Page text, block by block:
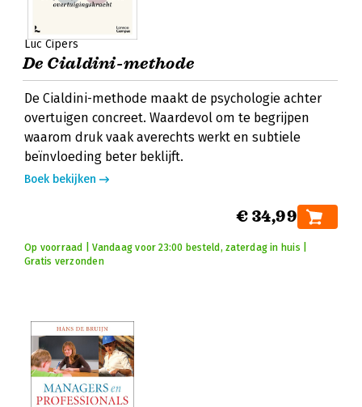
Luc Cipers
De Cialdini-methode
De Cialdini-methode maakt de psychologie achter
overtuigen concreet. Waardevol om te begrijpen
waarom druk vaak averechts werkt en subtiele
beïnvloeding beter beklijft.
Boek bekijken
€ 34,99
Op voorraad | Vandaag voor 23:00 besteld, zaterdag in huis |
Gratis verzonden